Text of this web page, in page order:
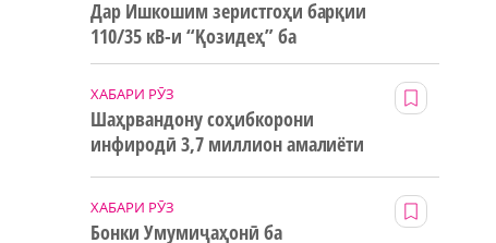
Дар Ишкошим зеристгоҳи барқии
110/35 кВ-и “Қозидеҳ” ба
истифода дода мешавад
ХАБАРИ РӮЗ
Шаҳрвандону соҳибкорони
инфиродӣ 3,7 миллион амалиёти
ХАБАРИ РӮЗ
Бонки Умумиҷаҳонӣ ба